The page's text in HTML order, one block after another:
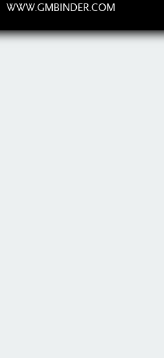
WWW.GMBINDER.COM